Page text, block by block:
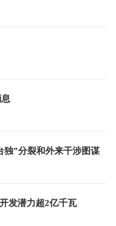
独”分裂和外来干涉图谋
发潜力超2亿千瓦